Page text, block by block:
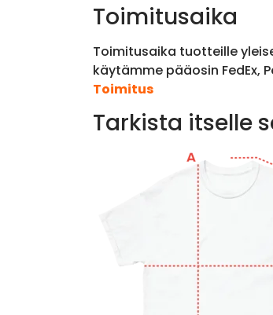
Toimitusaika
Toimitusaika tuotteille
käytämme pääosin FedEx,
Toimitus
Tarkista itselle